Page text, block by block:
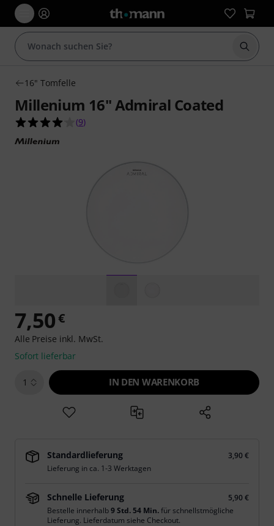
Suche
16" Tomfelle
Millenium 16" Admiral Coated
4.1 von 5 Sternen aus 9 Kundenbewertungen
(9)
7,50€
Alle Preise inkl. MwSt.
Sofort lieferbar
1 IN DEN WARENKORB
Standardlieferung
3,90 €
Lieferung in ca. 1-3 Werktagen
Schnelle Lieferung
5,90 €
Bestelle innerhalb9 Std. 54 Min.für schnellstmögliche
Lieferung. Lieferdatum siehe Checkout.